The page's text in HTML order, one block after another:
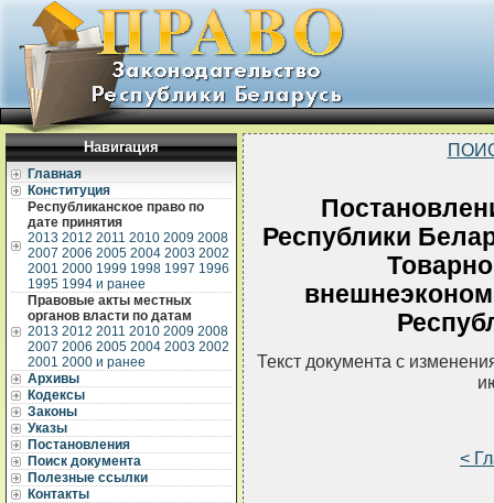
Навигация
Главная
Конституция
Республиканское право по
дате принятия
2013 2012 2011 2010 2009 2008
2007 2006 2005 2004 2003 2002
2001 2000 1999 1998 1997 1996
1995 1994 и ранее
Правовые акты местных
органов власти по датам
2013 2012 2011 2010 2009 2008
2007 2006 2005 2004 2003 2002
2001 2000 и ранее
Архивы
Кодексы
Законы
Указы
Постановления
Поиск документа
Полезные ссылки
Контакты
Республики
Текст документа с
<